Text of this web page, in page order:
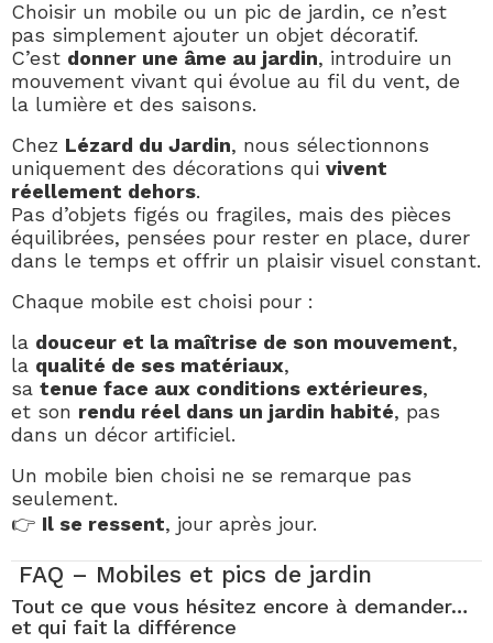
Choisir un mobile ou un pic de jardin, ce n’est
pas simplement ajouter un objet décoratif.
C’est donner une âme au jardin, introduire un
mouvement vivant qui évolue au fil du vent, de
la lumière et des saisons.
Chez Lézard du Jardin, nous sélectionnons
uniquement des décorations qui vivent
réellement dehors.
Pas d’objets figés ou fragiles, mais des pièces
équilibrées, pensées pour rester en place, durer
dans le temps et offrir un plaisir visuel constant.
Chaque mobile est choisi pour :
la douceur et la maîtrise de son mouvement,
la qualité de ses matériaux,
sa tenue face aux conditions extérieures,
et son rendu réel dans un jardin habité, pas
dans un décor artificiel.
Un mobile bien choisi ne se remarque pas
seulement.
👉 Il se ressent, jour après jour.
FAQ – Mobiles et pics de jardin
Tout ce que vous hésitez encore à demander…
et qui fait la différence